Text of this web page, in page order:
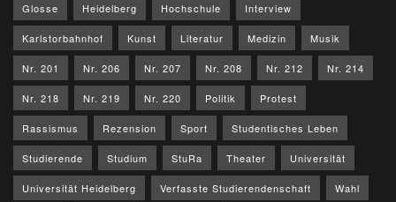
Glosse Heidelberg Hochschule Interview
Karlstorbahnhof Kunst Literatur Medizin Musik
Nr. 201 Nr. 206 Nr. 207 Nr. 208 Nr. 212 Nr. 214
Nr. 218 Nr. 219 Nr. 220 Politik Protest
Rassismus Rezension Sport Studentisches Leben
Studierende Studium StuRa Theater Universität
Universität Heidelberg Verfasste Studierendenschaft Wahl